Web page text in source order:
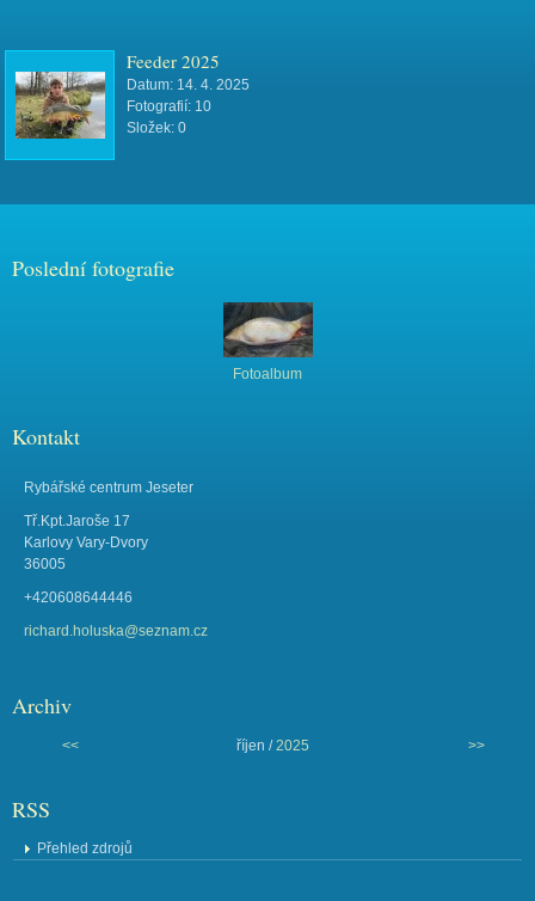
Feeder 2025
Datum: 14. 4. 2025
Fotografií: 10
Složek: 0
Poslední fotografie
Fotoalbum
Kontakt
Rybářské centrum Jeseter
Tř.Kpt.Jaroše 17
Karlovy Vary-Dvory
36005
+420608644446
richard.holuska@seznam.cz
Archiv
<< říjen /2025 >>
RSS
Přehled zdrojů